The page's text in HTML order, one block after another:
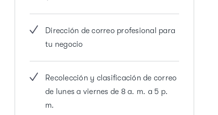
Dirección de correo profesional para
tu negocio
Recolección y clasificación de correo
de lunes a viernes de 8 a. m. a 5 p.
m.